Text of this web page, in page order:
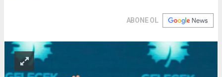
ABONE OL